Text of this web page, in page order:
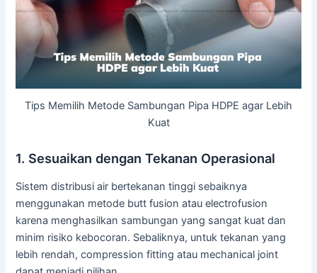
Tips Memilih Metode Sambungan Pipa HDPE agar Lebih
Kuat
1. Sesuaikan dengan Tekanan Operasional
Sistem distribusi air bertekanan tinggi sebaiknya
menggunakan metode butt fusion atau electrofusion
karena menghasilkan sambungan yang sangat kuat dan
minim risiko kebocoran. Sebaliknya, untuk tekanan yang
lebih rendah, compression fitting atau mechanical joint